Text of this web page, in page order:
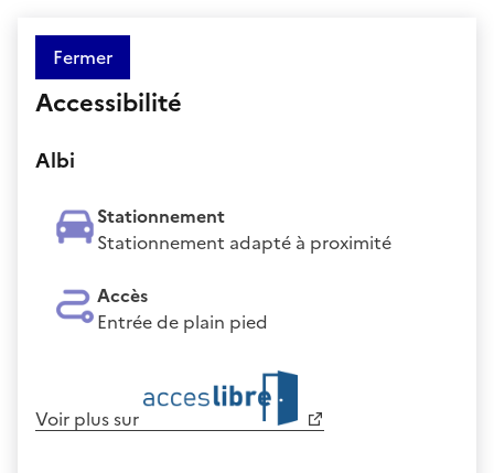
Fermer
Accessibilité
Albi
Stationnement
Stationnement adapté à proximité
Accès
Entrée de plain pied
Voir plus sur